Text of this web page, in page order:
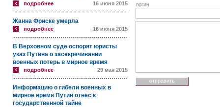
подробнее 16 июня 2015
Жанна Фриске умерла
подробнее 16 июня 2015
В Верховном суде оспорят юристы
указ Путина о засекречивании
военных потерь в мирное время
подробнее 29 мая 2015
Информацию о гибели военных в
мирное время Путин отнес к
государственной тайне
логин